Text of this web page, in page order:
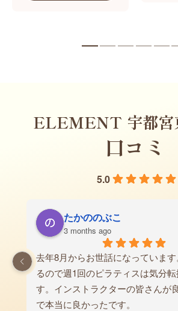
ELEMENT 宇都宮
口コミ
5.0
たかののぶこ
3 months ago
去年8月からお世話になっていま
るので週1回のピラティスは気分
す。インストラクターの皆さんが
で本当に良かったです。